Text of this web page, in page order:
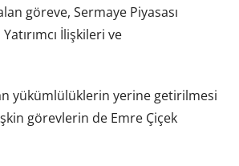
göreve, Sermaye Piyasası
İlişkileri ve
yükümlülüklerin yerine getirilmesi
görevlerin de Emre Çiçek